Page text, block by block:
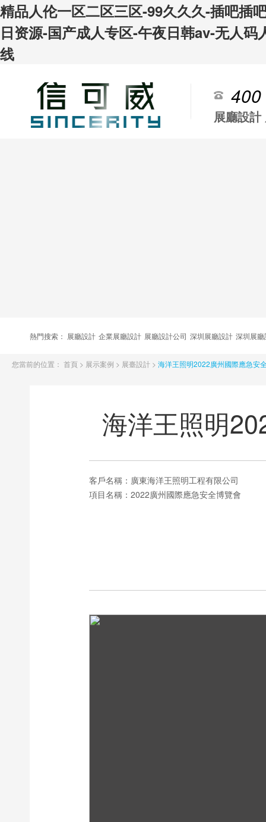
精品人伦一区二区三区-99久久久-插吧插
日资源-国产成人专区-午夜日韩av-无人
线
展廳設計
熱門搜索： 展廳設計 企業展廳設計 展廳設計公司 深圳展廳設計 深圳展
您當前的位置： 首頁 > 展示案例 > 展臺設計 > 海洋王照明2022廣州國際應急安
海洋王照明
客戶名稱： 廣東海洋王照明工程有限公司
項目名稱： 2022廣州國際應急安全博覽會